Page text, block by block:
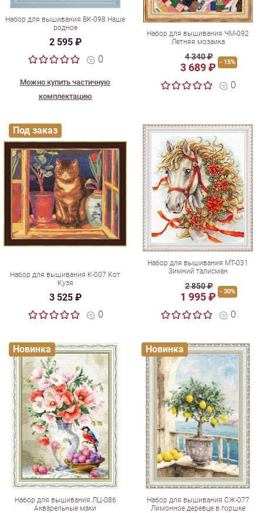
Набор для вышивания ВК-098 Наше
родное
2 595 ₽
0
Можно купить частичную
комплектацию
Набор для вышивания ЧМ-092
Летняя мозаика
4 340 ₽
3 689 ₽ - 15%
0
Набор для вышивания К-007 Кот
Кузя
3 525 ₽
0
Под заказ
Набор для вышивания МТ-031
Зимний талисман
2 850 ₽
1 995 ₽ - 30%
0
Набор для вышивания ЛЦ-086
Акварельные маки
Новинка
Набор для вышивания СЖ-077
Лимонное деревце в горшке
Новинка